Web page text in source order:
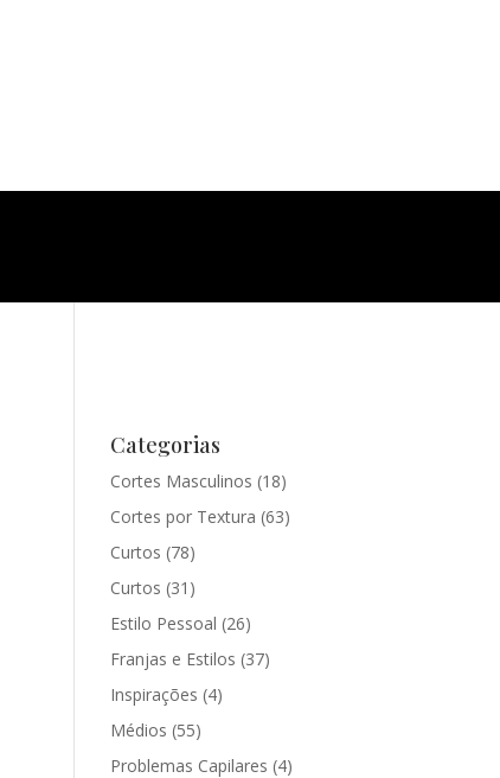
Categorias
Cortes Masculinos (18)
Cortes por Textura (63)
Curtos (78)
Curtos (31)
Estilo Pessoal (26)
Franjas e Estilos (37)
Inspirações (4)
Médios (55)
Problemas Capilares (4)